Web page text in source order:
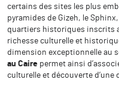
certains des sites les plus
pyramides de Gizeh, le
quartiers historiques inscrits
richesse culturelle et
dimension exceptionnelle au
au Caire permet ainsi
culturelle et découverte